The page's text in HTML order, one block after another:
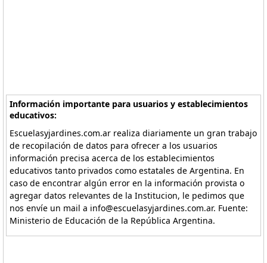
Información importante para usuarios y establecimientos
educativos:
Escuelasyjardines.com.ar realiza diariamente un gran trabajo
de recopilación de datos para ofrecer a los usuarios
información precisa acerca de los establecimientos
educativos tanto privados como estatales de Argentina. En
caso de encontrar algún error en la información provista o
agregar datos relevantes de la Institucion, le pedimos que
nos envíe un mail a info@escuelasyjardines.com.ar. Fuente:
Ministerio de Educación de la República Argentina.